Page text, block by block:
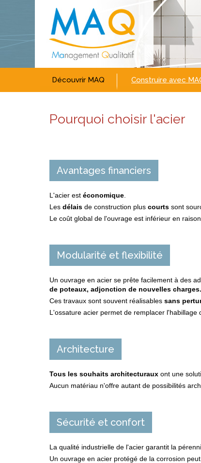
Découvrir MAQ Construire avec
Pourquoi choisir l'acier
Avantages financiers
L'acier est économique
Les délais de construction plus courts sont
Le coût global de l'ouvrage est inférieur en
Modularité et flexibilité
Un ouvrage en acier se prête facilement à des
de poteaux, adjonction de nouvelles charges.
Ces travaux sont souvent réalisables sans
L'ossature acier permet de remplacer l'habillage
Architecture
Tous les souhaits architecturaux ont une
Aucun matériau n'offre autant de possibilités
Sécurité et confort
La qualité industrielle de l'acier garantit la
Un ouvrage en acier protégé de la corrosion peut